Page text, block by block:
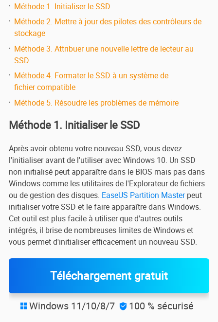
Méthode 1. Initialiser le SSD
Méthode 2. Mettre à jour des pilotes des contrôleurs de
stockage
Méthode 3. Attribuer une nouvelle lettre de lecteur au
SSD
Méthode 4. Formater le SSD à un système de
fichier compatible
Méthode 5. Résoudre les problèmes de mémoire
Méthode 1. Initialiser le SSD
Après avoir obtenu votre nouveau SSD, vous devez
l'initialiser avant de l'utiliser avec Windows 10. Un SSD
non initialisé peut apparaître dans le BIOS mais pas dans
Windows comme les utilitaires de l'Explorateur de fichiers
ou de gestion des disques. EaseUS Partition Masterpeut
initialiser votre SSD et le faire apparaître dans Windows.
Cet outil est plus facile à utiliser que d'autres outils
intégrés, il brise de nombreuses limites de Windows et
vous permet d'initialiser efficacement un nouveau SSD.
Téléchargement gratuit
 Windows 11/10/8/7  100 % sécurisé